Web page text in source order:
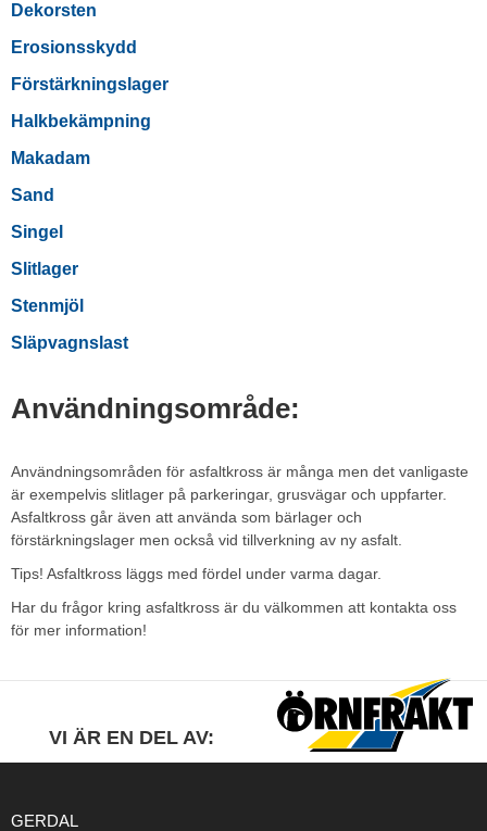
Dekorsten
Erosionsskydd
Förstärkningslager
Halkbekämpning
Makadam
Sand
Singel
Slitlager
Stenmjöl
Släpvagnslast
Användnings­område:
Användningsområden för asfaltkross är många men det vanligaste
är exempelvis slitlager på parkeringar, grusvägar och uppfarter.
Asfaltkross går även att använda som bärlager och
förstärkningslager men också vid tillverkning av ny asfalt.
Tips! Asfaltkross läggs med fördel under varma dagar.
Har du frågor kring asfaltkross är du välkommen att kontakta oss
för mer information!
VI ÄR EN DEL AV:
GERDAL